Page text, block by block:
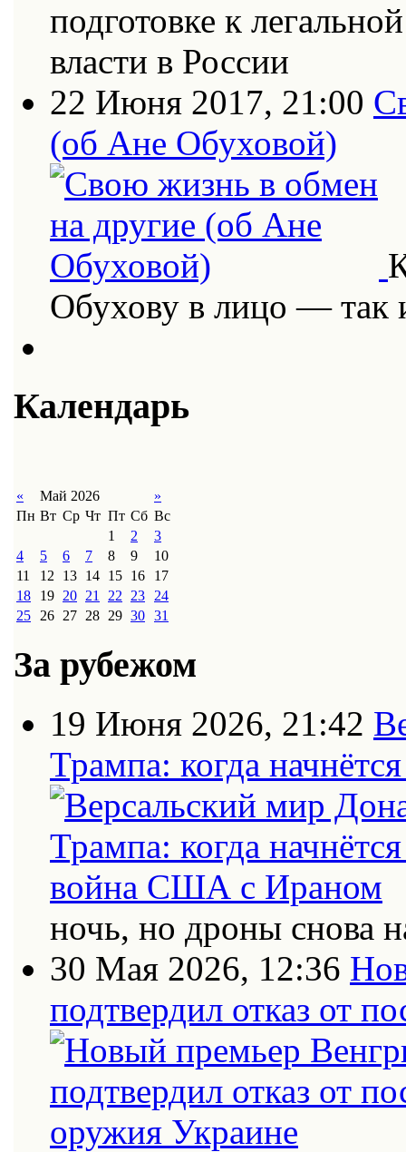
подготовке к
власти в России
22 Июня 2017, 21:00
(об Ане Обуховой)
Обухову в лицо —
Календарь
« Май 2026
»
Пн Вт Ср Чт Пт Сб Вс
1
2
3
4
5 6 7 8 9
10
11
12 13 14 15 16
17
18
19 20 21 22 23
24
25
26 27 28 29 30 31
За рубежом
19 Июня 2026, 21:42
Трампа: когда
ночь, но дроны снова
30 Мая 2026, 12:36
подтвердил отказ от